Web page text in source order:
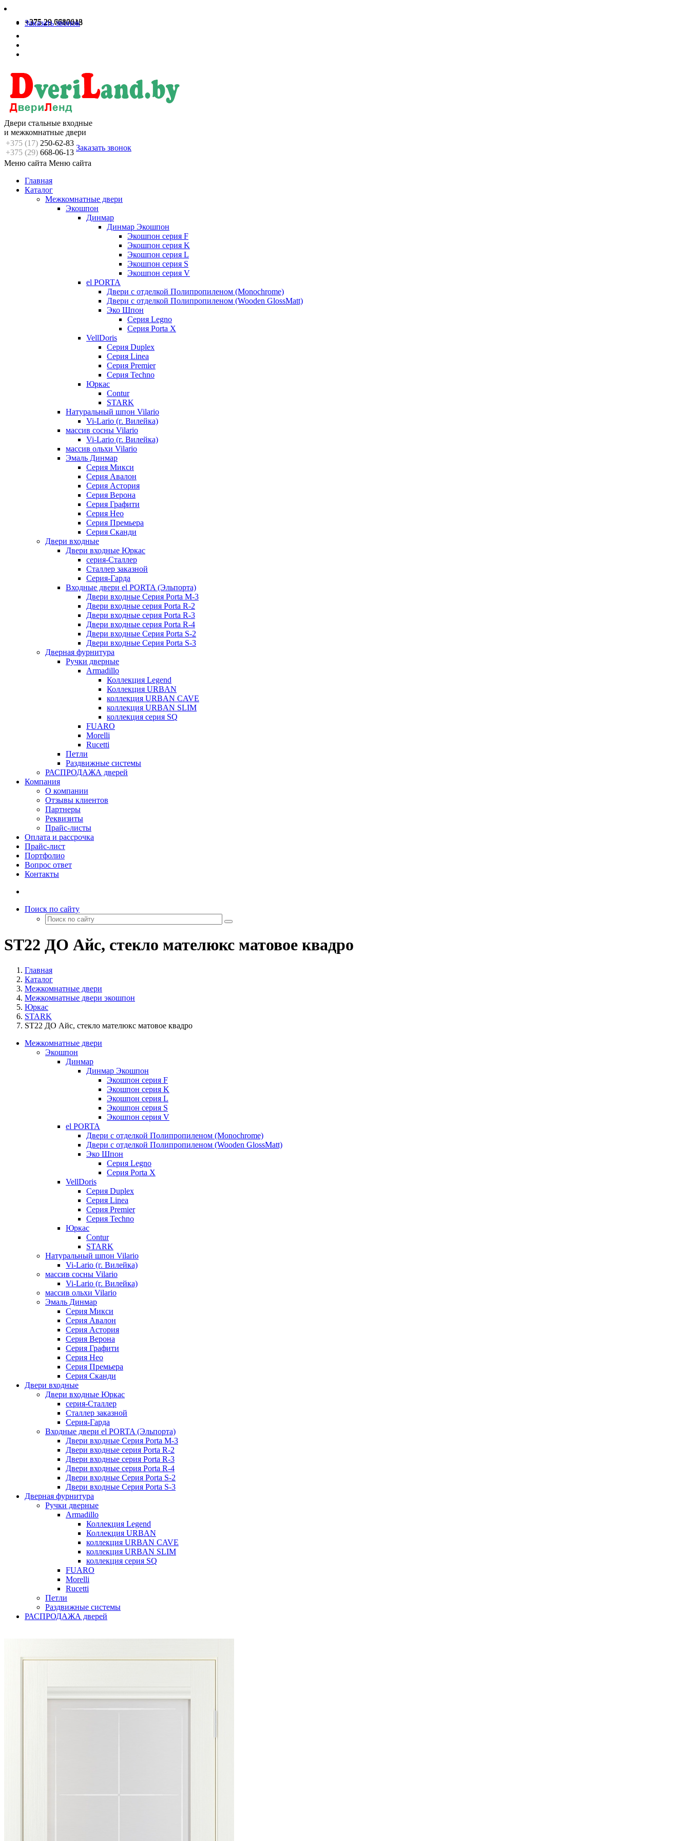
+375 29 6680613
+375 29 7717048
Заказать звонок
Двери стальные входные
и межкомнатные двери
+375 (17) 250-62-83
+375 (29) 668-06-13
Заказать звонок
Меню сайта Меню сайта
Главная
Каталог
Межкомнатные двери
Экошпон
Динмар
Динмар Экошпон
Экошпон серия F
Экошпон серия K
Экошпон серия L
Экошпон серия S
Экошпон серия V
el PORTA
Двери с отделкой Полипропиленом (Monochrome)
Двери с отделкой Полипропиленом (Wooden GlossMatt)
Эко Шпон
Серия Legno
Серия Porta X
VellDoris
Серия Duplex
Серия Linea
Серия Premier
Серия Techno
Юркас
Contur
STARK
Натуральный шпон Vilario
Vi-Lario (г. Вилейка)
массив сосны Vilario
Vi-Lario (г. Вилейка)
массив ольхи Vilario
Эмаль Динмар
Серия Микси
Серия Авалон
Серия Астория
Серия Верона
Серия Графити
Серия Нео
Серия Премьера
Серия Сканди
Двери входные
Двери входные Юркас
серия-Сталлер
Сталлер заказной
Серия-Гарда
Входные двери el PORTA (Эльпорта)
Двери входные Серия Porta M-3
Двери входные серия Porta R-2
Двери входные серия Porta R-3
Двери входные серия Porta R-4
Двери входные Серия Porta S-2
Двери входные Серия Porta S-3
Дверная фурнитура
Ручки дверные
Armadillo
Коллекция Legend
Коллекция URBAN
коллекция URBAN CAVE
коллекция URBAN SLIM
коллекция серия SQ
FUARO
Morelli
Rucetti
Петли
Раздвижные системы
РАСПРОДАЖА дверей
Компания
О компании
Отзывы клиентов
Партнеры
Реквизиты
Прайс-листы
Оплата и рассрочка
Прайс-лист
Портфолио
Вопрос ответ
Контакты
Поиск по сайту
ST22 ДО Айс, стекло мателюкс матовое квадро
Главная
Каталог
Межкомнатные двери
Межкомнатные двери экошпон
Юркас
STARK
ST22 ДО Айс, стекло мателюкс матовое квадро
Межкомнатные двери
Экошпон
Динмар
Динмар Экошпон
Экошпон серия F
Экошпон серия K
Экошпон серия L
Экошпон серия S
Экошпон серия V
el PORTA
Двери с отделкой Полипропиленом (Monochrome)
Двери с отделкой Полипропиленом (Wooden GlossMatt)
Эко Шпон
Серия Legno
Серия Porta X
VellDoris
Серия Duplex
Серия Linea
Серия Premier
Серия Techno
Юркас
Contur
STARK
Натуральный шпон Vilario
Vi-Lario (г. Вилейка)
массив сосны Vilario
Vi-Lario (г. Вилейка)
массив ольхи Vilario
Эмаль Динмар
Серия Микси
Серия Авалон
Серия Астория
Серия Верона
Серия Графити
Серия Нео
Серия Премьера
Серия Сканди
Двери входные
Двери входные Юркас
серия-Сталлер
Сталлер заказной
Серия-Гарда
Входные двери el PORTA (Эльпорта)
Двери входные Серия Porta M-3
Двери входные серия Porta R-2
Двери входные серия Porta R-3
Двери входные серия Porta R-4
Двери входные Серия Porta S-2
Двери входные Серия Porta S-3
Дверная фурнитура
Ручки дверные
Armadillo
Коллекция Legend
Коллекция URBAN
коллекция URBAN CAVE
коллекция URBAN SLIM
коллекция серия SQ
FUARO
Morelli
Rucetti
Петли
Раздвижные системы
РАСПРОДАЖА дверей